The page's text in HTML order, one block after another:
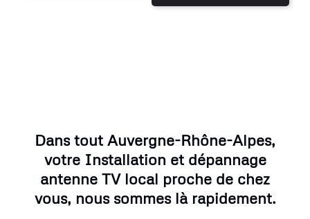
Dans tout Auvergne-Rhône-Alpes,
votre Installation et dépannage
antenne TV local proche de chez
vous, nous sommes là rapidement.